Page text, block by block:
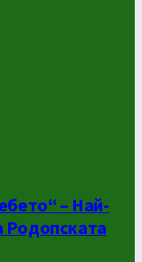
– Най-
Родопската